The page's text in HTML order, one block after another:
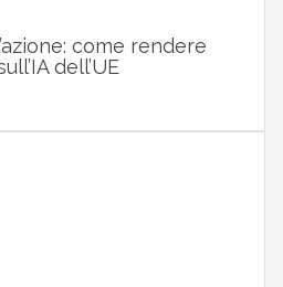
come rendere
dell’UE